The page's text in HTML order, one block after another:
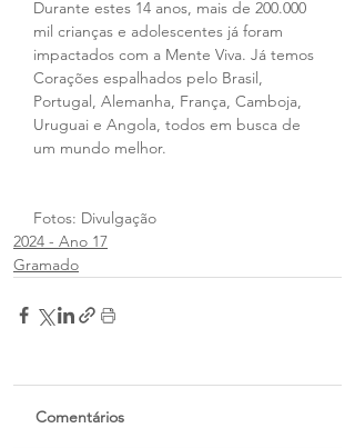
Durante estes 14 anos, mais de 200.000
mil crianças e adolescentes já foram
impactados com a Mente Viva. Já temos
Corações espalhados pelo Brasil,
Portugal, Alemanha, França, Camboja,
Uruguai e Angola, todos em busca de
um mundo melhor.
Fotos: Divulgação
2024 - Ano 17
Gramado
Comentários